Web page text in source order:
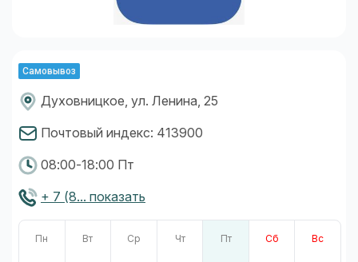
Самовывоз
Духовницкое, ул. Ленина, 25
Почтовый индекс: 413900
08:00-18:00 Пт
+ 7 (8... показать
Пн Вт Ср Чт Пт Сб Вс